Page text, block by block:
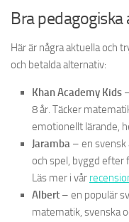
Bra
Här är några aktuella och
och betalda alternativ:
Khan Academy Kids
8 år. Täcker
emotionellt lärande,
Jaramba – en
och spel, byggd efter
Läs mer i vår
Albert – en populär
matematik, svenska